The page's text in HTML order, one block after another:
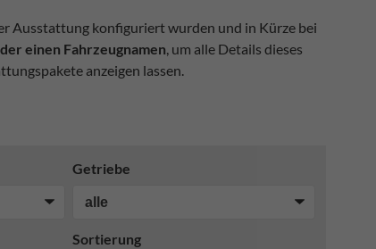
Ausstattung konfiguriert wurden und in Kürze bei
einen Fahrzeugnamen , um alle Details dieses
anzeigen lassen.
Getriebe
Sortierung